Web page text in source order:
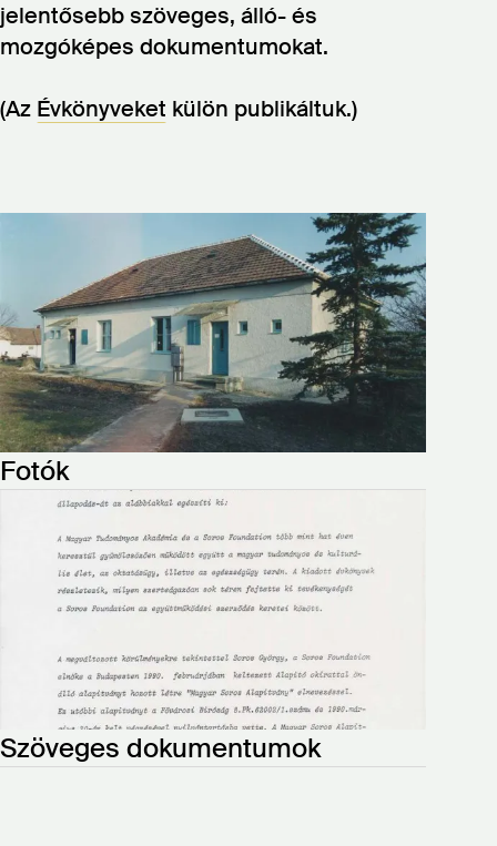
jelentősebb szöveges, álló- és
mozgóképes dokumentumokat.
(Az Évkönyveket külön publikáltuk.)
Fotók
Szöveges dokumentumok